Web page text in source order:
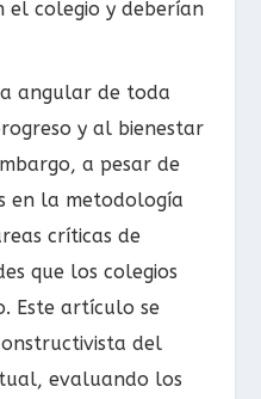
angular de toda
y al bienestar
a pesar de
en la metodología
críticas de
que los colegios
Este artículo se
del
evaluando los